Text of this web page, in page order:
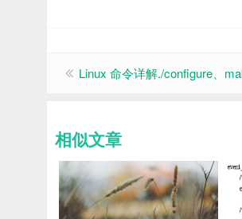
Linux 命令详解./configure、
相似文章